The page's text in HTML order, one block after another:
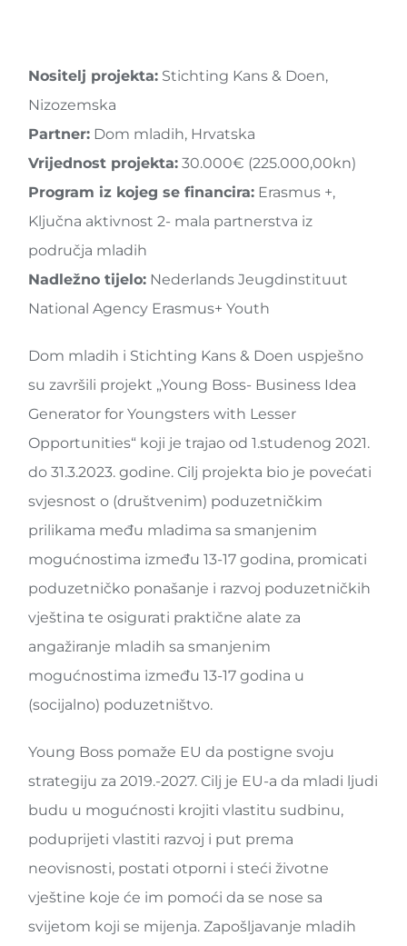
Nositelj projekta:Stichting Kans & Doen,
Nizozemska
Partner:Dom mladih, Hrvatska
Vrijednost projekta:30.000€ (225.000,00kn)
Program iz kojeg se financira:Erasmus +,
Ključna aktivnost 2- mala partnerstva iz
područja mladih
Nadležno tijelo:Nederlands Jeugdinstituut
National Agency Erasmus+ Youth
Dom mladih i Stichting Kans & Doen uspješno
su završili projekt „Young Boss- Business Idea
Generator for Youngsters with Lesser
Opportunities“ koji je trajao od 1.studenog 2021.
do 31.3.2023. godine. Cilj projekta bio je povećati
svjesnost o (društvenim) poduzetničkim
prilikama među mladima sa smanjenim
mogućnostima između 13-17 godina, promicati
poduzetničko ponašanje i razvoj poduzetničkih
vještina te osigurati praktične alate za
angažiranje mladih sa smanjenim
mogućnostima između 13-17 godina u
(socijalno) poduzetništvo.
Young Boss pomaže EU da postigne svoju
strategiju za 2019.-2027. Cilj je EU-a da mladi ljudi
budu u mogućnosti krojiti vlastitu sudbinu,
poduprijeti vlastiti razvoj i put prema
neovisnosti, postati otporni i steći životne
vještine koje će im pomoći da se nose sa
svijetom koji se mijenja. Zapošljavanje mladih